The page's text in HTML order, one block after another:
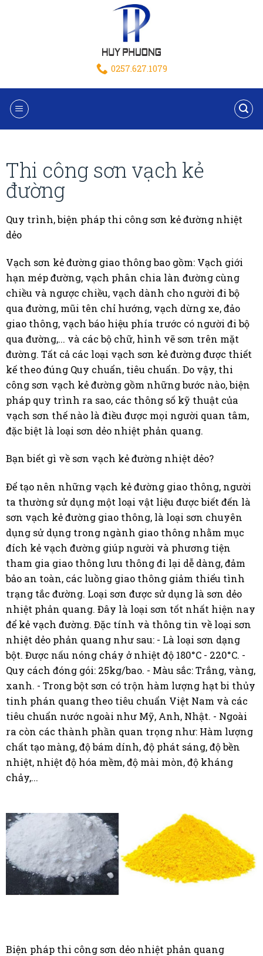
0257.627.1079
Thi công sơn vạch kẻ
đường
Quy trình, biện pháp thi công sơn kẻ đường nhiệt
dẻo
Vạch sơn kẻ đường giao thông bao gồm: Vạch giới
hạn mép đường, vạch phân chia làn đường cùng
chiều và ngược chiều, vạch dành cho người đi bộ
qua đường, mũi tên chỉ hướng, vạch dừng xe, đảo
giao thông, vạch báo hiệu phía trước có người đi bộ
qua đường,... và các bộ chữ, hình vẽ sơn trên mặt
đường. Tất cả các loại vạch sơn kẻ đường được thiết
kế theo đúng Quy chuẩn, tiêu chuẩn. Do vậy, thi
công sơn vạch kẻ đường gồm những bước nào, biện
pháp quy trình ra sao, các thông số kỹ thuật của
vạch sơn thế nào là điều được mọi người quan tâm,
đặc biệt là loại sơn dẻo nhiệt phản quang.
Bạn biết gì về sơn vạch kẻ đường nhiệt dẻo?
Để tạo nên những vạch kẻ đường giao thông, người
ta thường sử dụng một loại vật liệu được biết đến là
sơn vạch kẻ đường giao thông, là loại sơn chuyên
dụng sử dụng trong ngành giao thông nhằm mục
đích kẻ vạch đường giúp người và phương tiện
tham gia giao thông lưu thông đi lại dễ dàng, đảm
bảo an toàn, các luồng giao thông giảm thiểu tình
trạng tắc đường. Loại sơn được sử dụng là sơn dẻo
nhiệt phản quang. Đây là loại sơn tốt nhất hiện nay
để kẻ vạch đường. Đặc tính và thông tin về loại sơn
nhiệt dẻo phản quang như sau: - Là loại sơn dạng
bột. Được nấu nóng cháy ở nhiệt độ 180°C - 220°C. -
Quy cách đóng gói: 25kg/bao. - Màu sắc: Trắng, vàng,
xanh. - Trong bột sơn có trộn hàm lượng hạt bi thủy
tinh phán quang theo tiêu chuẩn Việt Nam và các
tiêu chuẩn nước ngoài như Mỹ, Anh, Nhật. - Ngoài
ra còn các thành phần quan trọng như: Hàm lượng
chất tạo màng, độ bám dính, độ phát sáng, độ bền
nhiệt, nhiệt độ hóa mềm, độ mài mòn, độ kháng
chảy,...
Biện pháp thi công sơn dẻo nhiệt phản quang